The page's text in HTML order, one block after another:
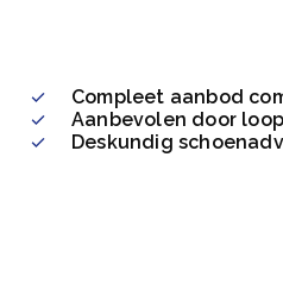
Compleet aanbod
Aanbevolen door
Deskundig